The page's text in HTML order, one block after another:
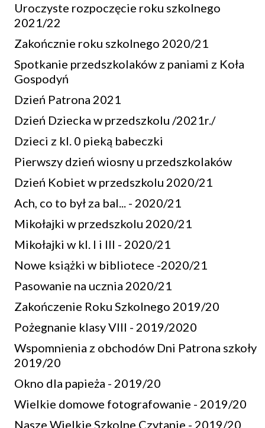
Uroczyste rozpoczęcie roku szkolnego
2021/22
Zakończnie roku szkolnego 2020/21
Spotkanie przedszkolaków z paniami z Koła
Gospodyń
Dzień Patrona 2021
Dzień Dziecka w przedszkolu /2021r./
Dzieci z kl. 0 pieką babeczki
Pierwszy dzień wiosny u przedszkolaków
Dzień Kobiet w przedszkolu 2020/21
Ach, co to był za bal... - 2020/21
Mikołajki w przedszkolu 2020/21
Mikołajki w kl. I i III - 2020/21
Nowe książki w bibliotece -2020/21
Pasowanie na ucznia 2020/21
Zakończenie Roku Szkolnego 2019/20
Pożegnanie klasy VIII - 2019/2020
Wspomnienia z obchodów Dni Patrona szkoły
2019/20
Okno dla papieża - 2019/20
Wielkie domowe fotografowanie - 2019/20
Nasze Wielkie Szkolne Czytanie - 2019/20